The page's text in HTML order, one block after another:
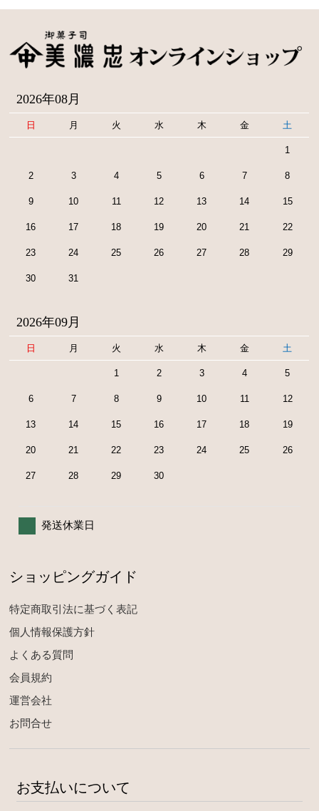
2026年08月
日 月 火 水 木 金 土
1
2 3 4 5 6 7 8
9 10 11 12 13 14 15
16 17 18 19 20 21 22
23 24 25 26 27 28 29
30 31
2026年09月
日 月 火 水 木 金 土
1 2 3 4 5
6 7 8 9 10 11 12
13 14 15 16 17 18 19
20 21 22 23 24 25 26
27 28 29 30
発送休業日
ショッピングガイド
特定商取引法に基づく表記
個人情報保護方針
よくある質問
会員規約
運営会社
お問合せ
お支払いについて